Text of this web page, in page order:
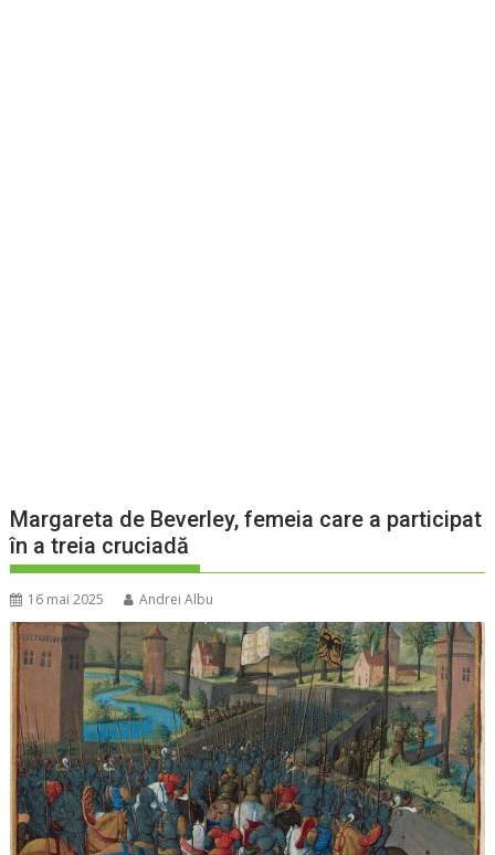
Margareta de Beverley, femeia care a participat
în a treia cruciadă
16 mai 2025 Andrei Albu